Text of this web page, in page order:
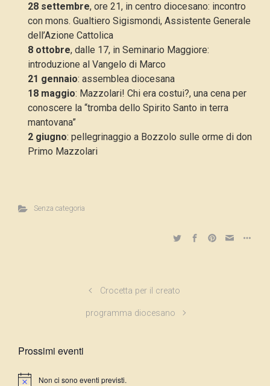
28 settembre, ore 21, in centro diocesano: incontro
con mons. Gualtiero Sigismondi, Assistente Generale
dell’Azione Cattolica
8 ottobre, dalle 17, in Seminario Maggiore:
introduzione al Vangelo di Marco
21 gennaio: assemblea diocesana
18 maggio: Mazzolari! Chi era costui?, una cena per
conoscere la “tromba dello Spirito Santo in terra
mantovana”
2 giugno: pellegrinaggio a Bozzolo sulle orme di don
Primo Mazzolari
Senza categoria
Crocetta per il creato
programma diocesano
Prossimi eventi
Non ci sono eventi previsti.